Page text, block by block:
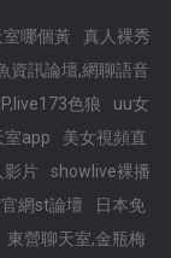
哪個黃
真人裸秀
資訊論壇,網聊語音
色狼
uu女
室app
美女視頻直
影片
showlive裸播
網st論壇
日本免
東營聊天室,金瓶梅